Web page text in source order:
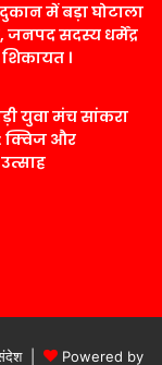
में बड़ा घोटाला
जनपद सदस्य धर्मेंद्र
।
युवा मंच सांकरा
क्विज और
| Powered by